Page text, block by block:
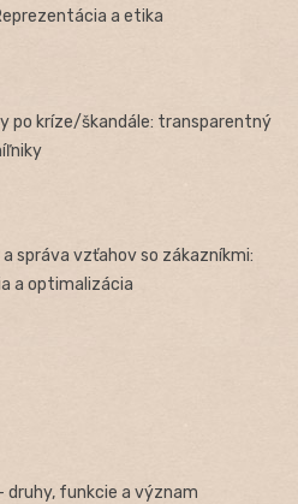
a etika
po kríze/škandále: transparentný
správa vzťahov so zákazníkmi:
a optimalizácia
druhy, funkcie a význam